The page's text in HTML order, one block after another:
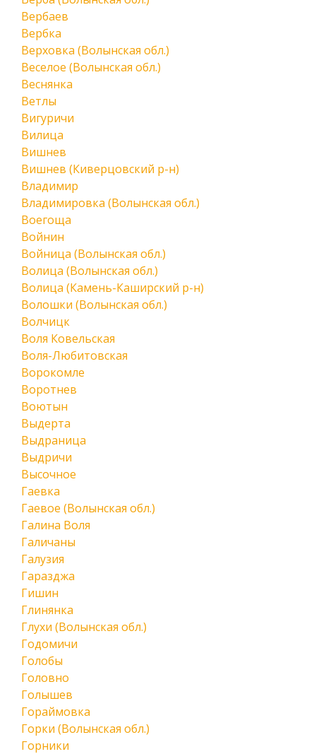
Вербаев
Вербка
Верховка (Волынская обл.)
Веселое (Волынская обл.)
Веснянка
Ветлы
Вигуричи
Вилица
Вишнев
Вишнев (Киверцовский р-н)
Владимир
Владимировка (Волынская обл.)
Воегоща
Войнин
Войница (Волынская обл.)
Волица (Волынская обл.)
Волица (Камень-Каширский р-н)
Волошки (Волынская обл.)
Волчицк
Воля Ковельская
Воля-Любитовская
Ворокомле
Воротнев
Воютын
Выдерта
Выдраница
Выдричи
Высочное
Гаевка
Гаевое (Волынская обл.)
Галина Воля
Галичаны
Галузия
Гаразджа
Гишин
Глинянка
Глухи (Волынская обл.)
Годомичи
Голобы
Головно
Голышев
Гораймовка
Горки (Волынская обл.)
Горники